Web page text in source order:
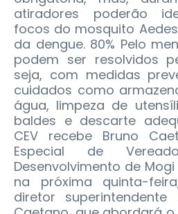
atiradores poderão
focos do mosquito
da dengue. 80% Pelo
podem ser resolvidos
seja, com medidas
cuidados como
água, limpeza de
baldes e descarte
CEV recebe Bruno
Especial de
Desenvolvimento de
na próxima quinta-
diretor superintendente